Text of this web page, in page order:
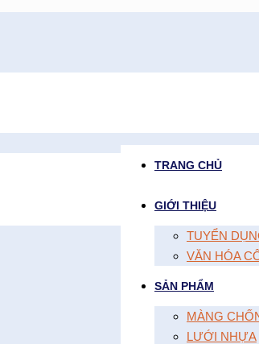
TRANG CHỦ
GIỚI THIỆU
TUYỂN
VĂN HÓA
SẢN PHẨM
MÀNG
LƯỚI NHỰA